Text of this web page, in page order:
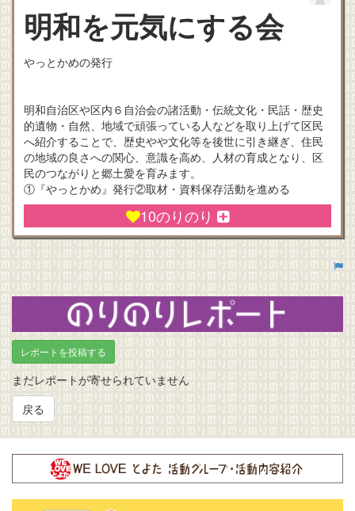
明和を元気にする会
やっとかめの発行
明和自治区や区内６自治会の諸活動・伝統文化・民話・歴史
的遺物・自然、地域で頑張っている人などを取り上げて区民
へ紹介することで、歴史やや文化等を後世に引き継ぎ、住民
の地域の良さへの関心、意識を高め、人材の育成となり、区
民のつながりと郷土愛を育みます。
①『やっとかめ』発行②取材・資料保存活動を進める
10のりのり
のりのりレポート
レポートを投稿する
まだレポートが寄せられていません
戻る